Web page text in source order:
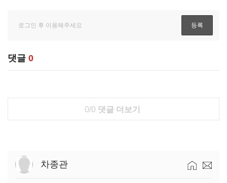
댓글 0
0/0 댓글 더보기
차종관